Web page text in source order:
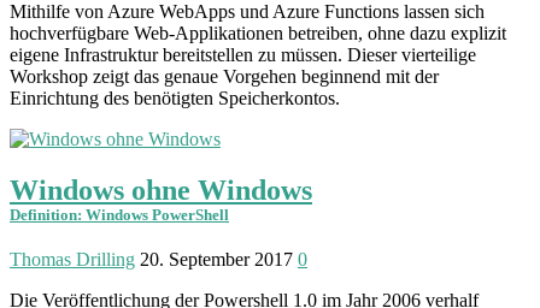
Mithilfe von Azure WebApps und Azure Functions lassen sich
hochverfügbare Web-Applikationen betreiben, ohne dazu explizit
eigene Infrastruktur bereitstellen zu müssen. Dieser vierteilige
Workshop zeigt das genaue Vorgehen beginnend mit der
Einrichtung des benötigten Speicherkontos.
Windows ohne Windows
Definition: Windows PowerShell
Thomas Drilling 20. September 2017 0
Die Veröffentlichung der Powershell 1.0 im Jahr 2006 verhalf